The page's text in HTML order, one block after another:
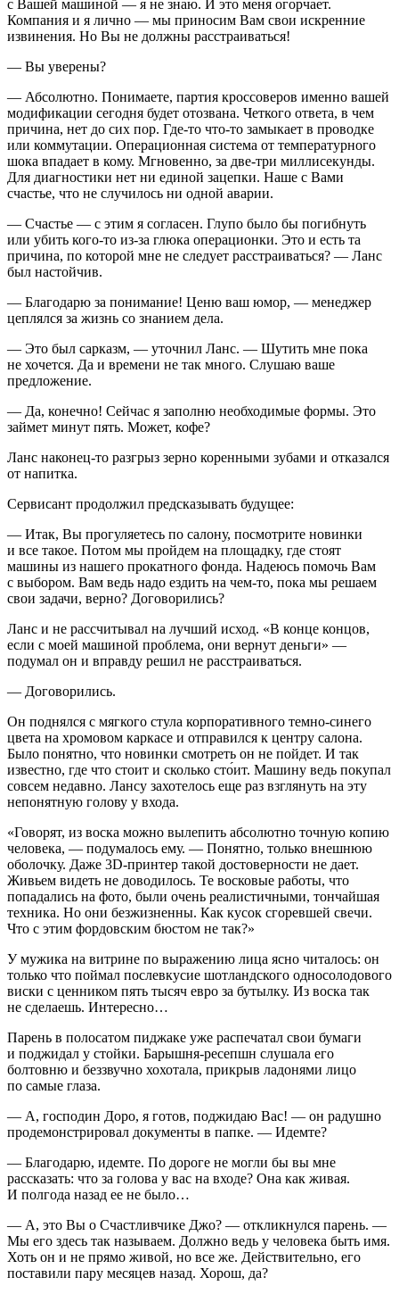
с Вашей машиной — я не знаю. И это меня огорчает.
Компания и я лично — мы приносим Вам свои искренние
извинения. Но Вы не должны расстраиваться!
— Вы уверены?
— Абсолютно. Понимаете, партия кроссоверов именно вашей
модификации сегодня будет отозвана. Четкого ответа, в чем
причина, нет до сих пор. Где-то что-то замыкает в проводке
или коммутации. Операционная система от температурного
шока впадает в кому. Мгновенно, за две-три миллисекунды.
Для диагностики нет ни единой зацепки. Наше с Вами
счастье, что не случилось ни одной аварии.
— Счастье — с этим я согласен. Глупо было бы погибнуть
или убить кого-то из-за глюка операционки. Это и есть та
причина, по которой мне не следует расстраиваться? — Ланс
был настойчив.
— Благодарю за понимание! Ценю ваш юмор, — менеджер
цеплялся за жизнь со знанием дела.
— Это был сарказм, — уточнил Ланс. — Шутить мне пока
не хочется. Да и времени не так много. Слушаю ваше
предложение.
— Да, конечно! Сейчас я заполню необходимые формы. Это
займет минут пять. Может, кофе?
Ланс наконец-то разгрыз зерно коренными зубами и отказался
от напитка.
Сервисант продолжил предсказывать будущее:
— Итак, Вы прогуляетесь по салону, посмотрите новинки
и все такое. Потом мы пройдем на площадку, где стоят
машины из нашего прокатного фонда. Надеюсь помочь Вам
с выбором. Вам ведь надо ездить на чем-то, пока мы решаем
свои задачи, верно? Договорились?
Ланс и не рассчитывал на лучший исход. «В конце концов,
если с моей машиной проблема, они вернут деньги» —
подумал он и вправду решил не расстраиваться.
— Договорились.
Он поднялся с мягкого стула корпоративного темно-синего
цвета на хромовом каркасе и отправился к центру салона.
Было понятно, что новинки смотреть он не пойдет. И так
известно, где что стоит и сколько сто́ит. Машину ведь покупал
совсем недавно. Лансу захотелось еще раз взглянуть на эту
непонятную голову у входа.
«Говорят, из воска можно вылепить абсолютно точную копию
человека, — подумалось ему. — Понятно, только внешнюю
оболочку. Даже 3D-принтер такой достоверности не дает.
Живьем видеть не доводилось. Те восковые работы, что
попадались на фото, были очень реалистичными, тончайшая
техника. Но они безжизненны. Как кусок сгоревшей свечи.
Что с этим фордовским бюстом не так?»
У мужика на витрине по выражению лица ясно читалось: он
только что поймал послевкусие шотландского односолодового
виски с ценником пять тысяч евро за бутылку. Из воска так
не сделаешь. Интересно…
Парень в полосатом пиджаке уже распечатал свои бумаги
и поджидал у стойки. Барышня-ресепшн слушала его
болтовню и беззвучно хохотала, прикрыв ладонями лицо
по самые глаза.
— А, господин Доро, я готов, поджидаю Вас! — он радушно
продемонстрировал документы в папке. — Идемте?
— Благодарю, идемте. По дороге не могли бы вы мне
рассказать: что за голова у вас на входе? Она как живая.
И полгода назад ее не было…
— А, это Вы о Счастливчике Джо? — откликнулся парень. —
Мы его здесь так называем. Должно ведь у человека быть имя.
Хоть он и не прямо живой, но все же. Действительно, его
поставили пару месяцев назад. Хорош, да?